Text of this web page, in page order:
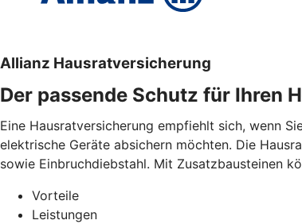
Allianz Hausratversicherung
Der passende Schutz für Ihren
Eine Hausratversicherung empfiehlt sich, wenn
elektrische Geräte absichern möchten. Die
sowie Einbruchdiebstahl. Mit Zusatzbausteinen
Vorteile
Leistungen